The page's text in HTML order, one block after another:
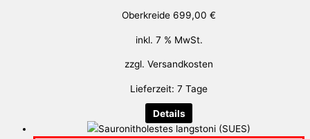
Oberkreide 699,00 €
inkl. 7 % MwSt.
zzgl. Versandkosten
Lieferzeit: 7 Tage
Details